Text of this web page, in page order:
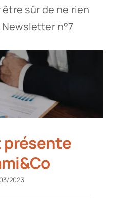
être sûr de ne rien
Newsletter n°7
présente
2023